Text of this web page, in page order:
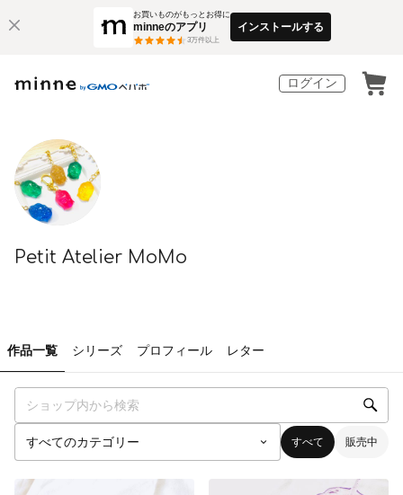
お買いものがもっとお得に
minneのアプリ
3万件以上
インストールする
ログイン
Petit Atelier MoMo
作品一覧 シリーズ プロフィール レター
すべて 販売中